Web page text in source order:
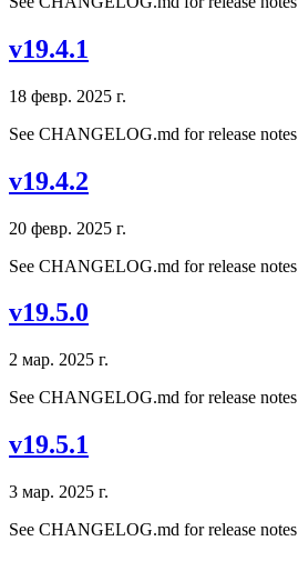
v19.4.1
18 февр. 2025 г.
See CHANGELOG.md for release notes
v19.4.2
20 февр. 2025 г.
See CHANGELOG.md for release notes
v19.5.0
2 мар. 2025 г.
See CHANGELOG.md for release notes
v19.5.1
3 мар. 2025 г.
See CHANGELOG.md for release notes